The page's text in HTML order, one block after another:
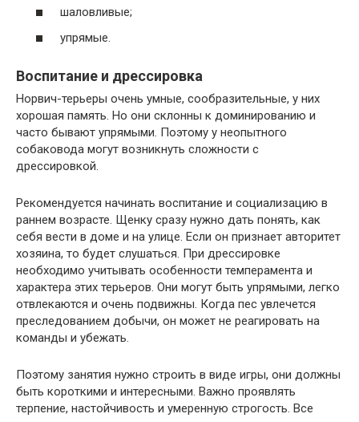
шаловливые;
упрямые.
Воспитание и дрессировка
Норвич-терьеры очень умные, сообразительные, у них
хорошая память. Но они склонны к доминированию и
часто бывают упрямыми. Поэтому у неопытного
собаковода могут возникнуть сложности с
дрессировкой.
Рекомендуется начинать воспитание и социализацию в
раннем возрасте. Щенку сразу нужно дать понять, как
себя вести в доме и на улице. Если он признает авторитет
хозяина, то будет слушаться. При дрессировке
необходимо учитывать особенности темперамента и
характера этих терьеров. Они могут быть упрямыми, легко
отвлекаются и очень подвижны. Когда пес увлечется
преследованием добычи, он может не реагировать на
команды и убежать.
Поэтому занятия нужно строить в виде игры, они должны
быть короткими и интересными. Важно проявлять
терпение, настойчивость и умеренную строгость. Все